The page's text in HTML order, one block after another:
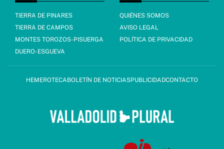
TIERRA DE PINARES
TIERRA DE CAMPOS
MONTES TOROZOS-PISUERGA
DUERO-ESGUEVA
QUIÉNES SOMOS
AVISO LEGAL
POLÍTICA DE PRIVACIDAD
HEMEROTECABOLETÍN DE NOTICIASPUBLICIDADCONTACTO